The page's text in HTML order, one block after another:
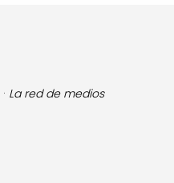
· La red de medios